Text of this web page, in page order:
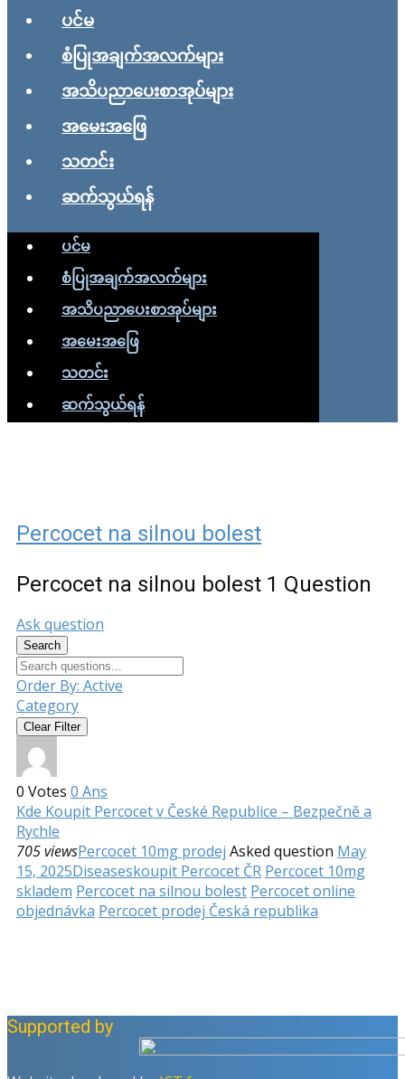
ပင်မ
စံပြုအချက်အလက်များ
အသိပညာပေးစာအုပ်များ
အမေးအဖြေ
သတင်း
ဆက်သွယ်ရန်
ပင်မ
စံပြုအချက်အလက်များ
အသိပညာပေးစာအုပ်များ
အမေးအဖြေ
သတင်း
ဆက်သွယ်ရန်
Percocet na silnou bolest
Percocet na silnou bolest 1 Question
Ask question
Search
Order By: Active
Category
Clear Filter
0 Votes 0 Ans
Kde Koupit Percocet v České Republice – Bezpečně a
Rychle
705 viewsPercocet 10mg prodej Asked question May
15, 2025Diseaseskoupit Percocet ČR Percocet 10mg
skladem Percocet na silnou bolest Percocet online
objednávka Percocet prodej Česká republika
Supported by